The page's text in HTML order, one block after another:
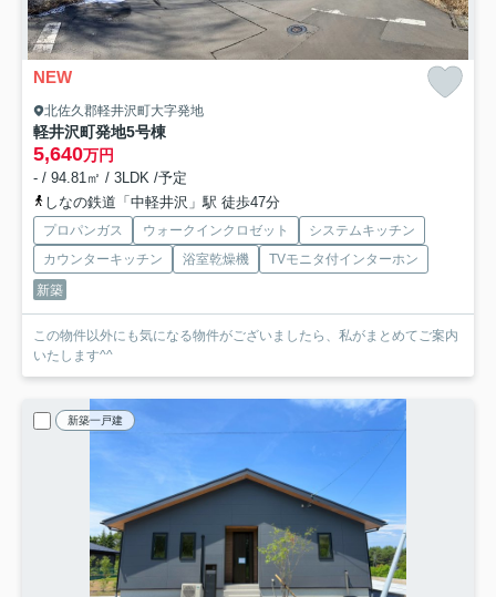
NEW
北佐久郡軽井沢町大字発地
軽井沢町発地5号棟
5,640万円
- / 94.81㎡ / 3LDK /予定
しなの鉄道「中軽井沢」駅 徒歩47分
プロパンガス ウォークインクロゼット
システムキッチン
カウンターキッチン
浴室乾燥機
TVモニタ付インターホン
新築
この物件以外にも気になる物件がございましたら、私がまとめてご案内
いたします^^
新築一戸建